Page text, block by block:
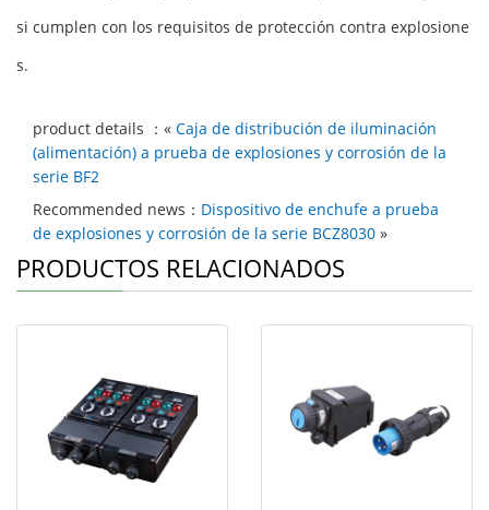
si cumplen con los requisitos de protección contra explosione
s.
product details ：« Caja de distribución de iluminación
(alimentación) a prueba de explosiones y corrosión de la
serie BF2
Recommended news： Dispositivo de enchufe a prueba
de explosiones y corrosión de la serie BCZ8030 »
PRODUCTOS RELACIONADOS